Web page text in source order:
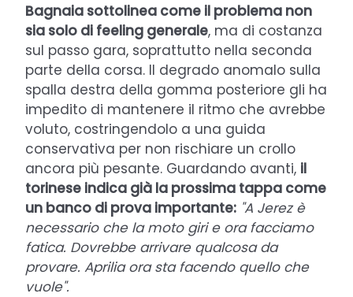
Bagnaia sottolinea come il problema non
sia solo di feeling generale, ma di costanza
sul passo gara, soprattutto nella seconda
parte della corsa. Il degrado anomalo sulla
spalla destra della gomma posteriore gli ha
impedito di mantenere il ritmo che avrebbe
voluto, costringendolo a una guida
conservativa per non rischiare un crollo
ancora più pesante. Guardando avanti, il
torinese indica già la prossima tappa come
un banco di prova importante: "A Jerez è
necessario che la moto giri e ora facciamo
fatica. Dovrebbe arrivare qualcosa da
provare. Aprilia ora sta facendo quello che
vuole".